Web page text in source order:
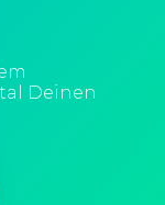
Deinen